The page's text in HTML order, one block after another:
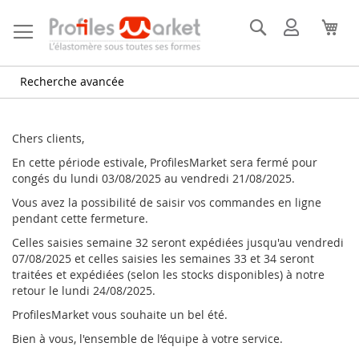
au
contenu
Rechercher
Recherche avancée
Mon
compte
Chers clients,
En cette période estivale, ProfilesMarket sera fermé pour
congés du lundi 03/08/2025 au vendredi 21/08/2025.
Vous avez la possibilité de saisir vos commandes en ligne
pendant cette fermeture.
Celles saisies semaine 32 seront expédiées jusqu'au vendredi
07/08/2025 et celles saisies les semaines 33 et 34 seront
traitées et expédiées (selon les stocks disponibles) à notre
retour le lundi 24/08/2025.
ProfilesMarket vous souhaite un bel été.
Bien à vous, l'ensemble de l’équipe à votre service.